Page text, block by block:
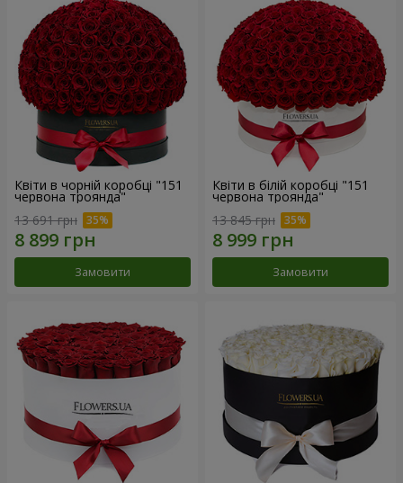
Квіти в чорній коробці "151
червона троянда"
13 691 грн
Замовити
Квіти в білій коробці "151
червона троянда"
13 845 грн
Замовити